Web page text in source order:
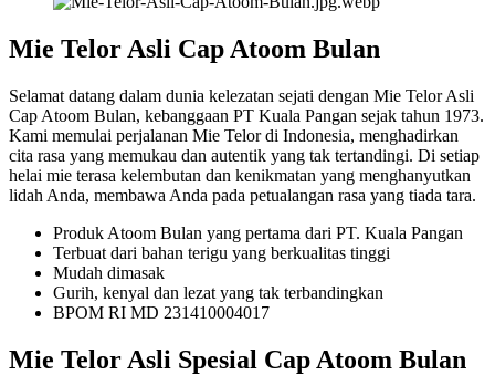
Mie Telor Asli Cap Atoom Bulan
Selamat datang dalam dunia kelezatan sejati dengan Mie Telor Asli
Cap Atoom Bulan, kebanggaan PT Kuala Pangan sejak tahun 1973.
Kami memulai perjalanan Mie Telor di Indonesia, menghadirkan
cita rasa yang memukau dan autentik yang tak tertandingi. Di setiap
helai mie terasa kelembutan dan kenikmatan yang menghanyutkan
lidah Anda, membawa Anda pada petualangan rasa yang tiada tara.
Produk Atoom Bulan yang pertama dari PT. Kuala Pangan
Terbuat dari bahan terigu yang berkualitas tinggi
Mudah dimasak
Gurih, kenyal dan lezat yang tak terbandingkan
BPOM RI MD 231410004017
Mie Telor Asli Spesial Cap Atoom Bulan